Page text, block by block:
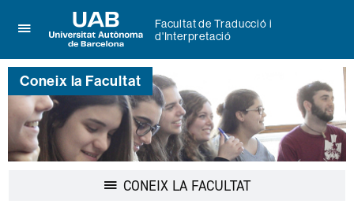
per
desplegar
el
menú
de
Facultat
de
Traducció
Universitat
Autònoma
de
Barcelona
Facultat de Traducció i
d'Interpretació
Coneix la Facultat
CONEIX LA FACULTATDesplegar